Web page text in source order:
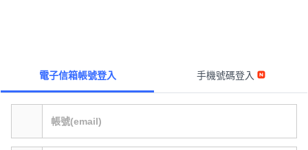
電子信箱帳號登入 手機號碼登入